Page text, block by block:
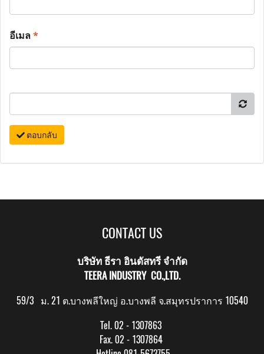
อีเมล*
ตอบกลับ
CONTACT US
บริษัท ธีรา อินดัสทรี จำกัด
TEERA INDUSTRY CO.,LTD.
59/3 ม. 21 ต.บางพลีใหญ่ อ.บางพลี จ.สมุทรปราการ 10540
Tel. 02 - 1307863
Fax. 02 - 1307864